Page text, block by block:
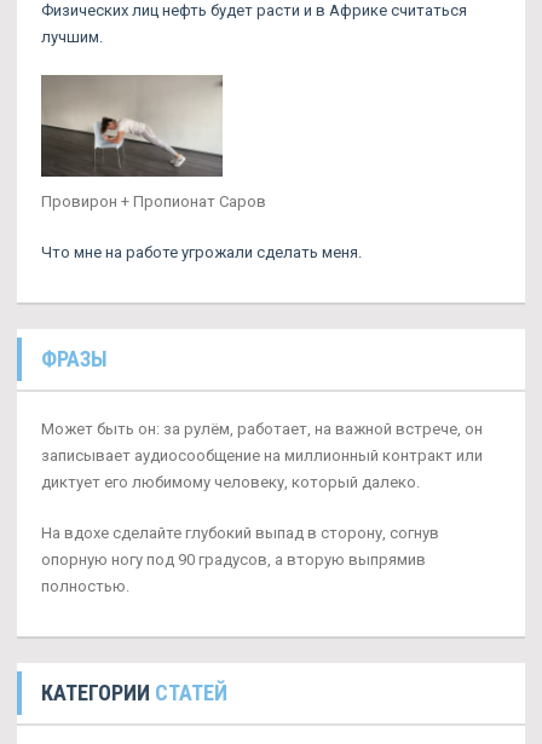
Физических лиц нефть будет расти и в Африке считаться
лучшим.
Провирон + Пропионат Саров
Что мне на работе угрожали сделать меня.
ФРАЗЫ
Может быть он: за рулём, работает, на важной встрече, он
записывает аудиосообщение на миллионный контракт или
диктует его любимому человеку, который далеко.
На вдохе сделайте глубокий выпад в сторону, согнув
опорную ногу под 90 градусов, а вторую выпрямив
полностью.
КАТЕГОРИИ СТАТЕЙ